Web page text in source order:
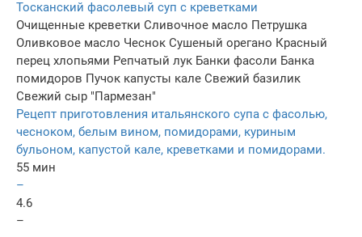
Тосканский фасолевый суп с креветками
Очищенные креветки Сливочное масло Петрушка
Оливковое масло Чеснок Сушеный орегано Красный
перец хлопьями Репчатый лук Банки фасоли Банка
помидоров Пучок капусты кале Свежий базилик
Свежий сыр "Пармезан"
Рецепт приготовления итальянского супа с фасолью,
чесноком, белым вином, помидорами, куриным
бульоном, капустой кале, креветками и помидорами.
55 мин
–
4.6
–